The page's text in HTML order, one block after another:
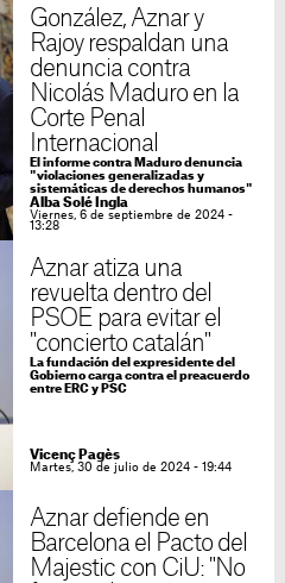
González, Aznar y
Rajoy respaldan una
denuncia contra
Nicolás Maduro en la
Corte Penal
Internacional
El informe contra Maduro denuncia
"violaciones generalizadas y
sistemáticas de derechos humanos"
Alba Solé Ingla
Viernes, 6 de septiembre de 2024 -
13:28
Aznar atiza una
revuelta dentro del
PSOE para evitar el
"concierto catalán"
La fundación del expresidente del
Gobierno carga contra el preacuerdo
entre ERC y PSC
Vicenç Pagès
Martes, 30 de julio de 2024 - 19:44
Aznar defiende en
Barcelona el Pacto del
Majestic con CiU: "No